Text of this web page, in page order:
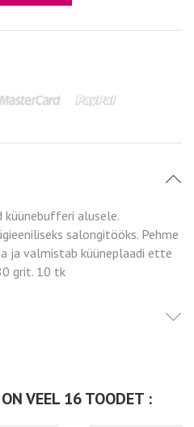
alusele.
salongitööks. Pehme
ja valmistab küüneplaadi ette
grit. 10 tk
VEEL 16 TOODET :